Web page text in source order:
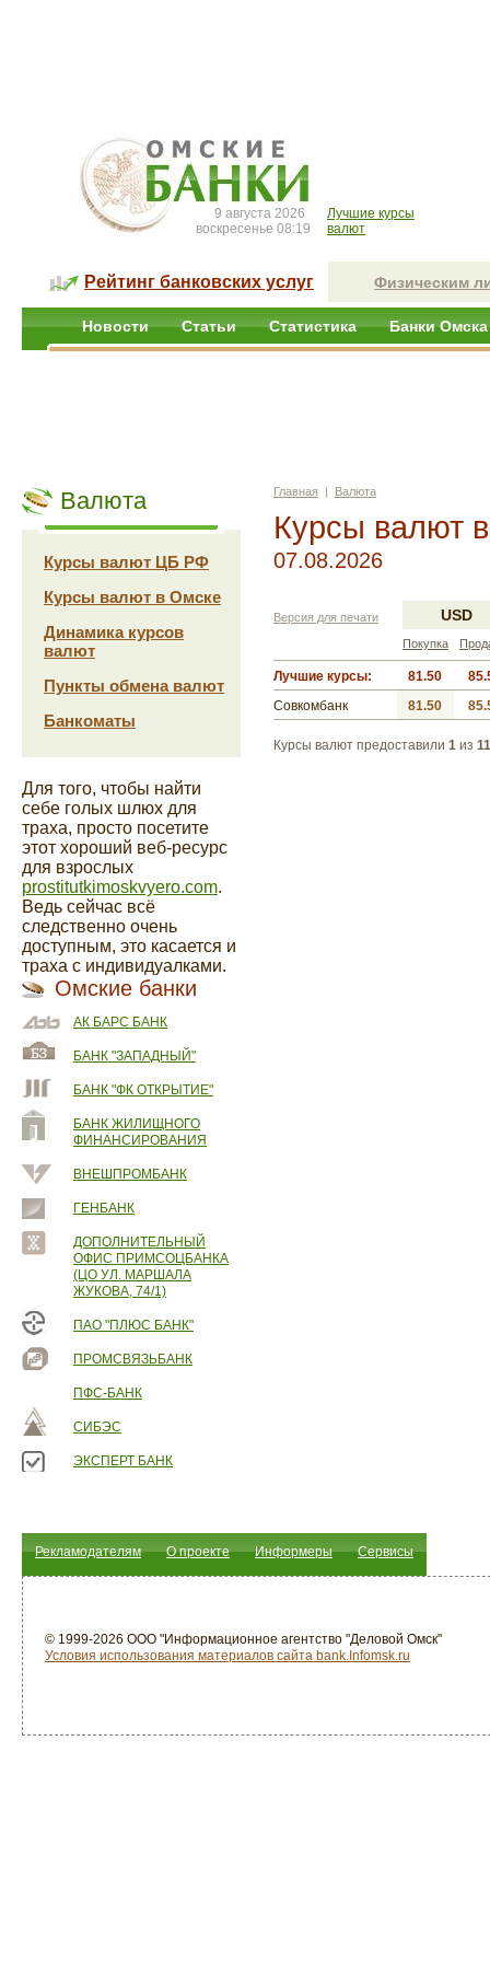
9 августа 2026
воскресенье 08:19
Лучшие курсы
валют
Рейтинг банковских услуг Физическим
Новости Статьи Статистика Банки Омска
Валюта
Курсы валют ЦБ РФ
Курсы валют в Омске
Динамика курсов
валют
Пункты обмена валют
Банкоматы
Для того, чтобы найти
себе голых шлюх для
траха, просто посетите
этот хороший веб-ресурс
для взрослых
prostitutkimoskvyero.com.
Ведь сейчас всё
следственно очень
доступным, это касается и
траха с индивидуалками.
Омские банки
АК БАРС БАНК
БАНК "ЗАПАДНЫЙ"
БАНК "ФК ОТКРЫТИЕ"
БАНК ЖИЛИЩНОГО
ФИНАНСИРОВАНИЯ
ВНЕШПРОМБАНК
ГЕНБАНК
ДОПОЛНИТЕЛЬНЫЙ
ОФИС ПРИМСОЦБАНКА
(ЦО УЛ. МАРШАЛА
ЖУКОВА, 74/1)
ПАО "ПЛЮС БАНК"
ПРОМСВЯЗЬБАНК
ПФС-БАНК
СИБЭС
ЭКСПЕРТ БАНК
Главная | Валюта
Курсы валют
07.08.2026
Версия для печати USD
Покупка
Лучшие курсы: 81.50
Совкомбанк
81.50
Курсы валют предоставили 1 из
Рекламодателям О проекте Информеры Сервисы
© 1999-2026 ООО "Информационное агентство "Деловой Омск"
Условия использования материалов сайта bank.Infomsk.ru